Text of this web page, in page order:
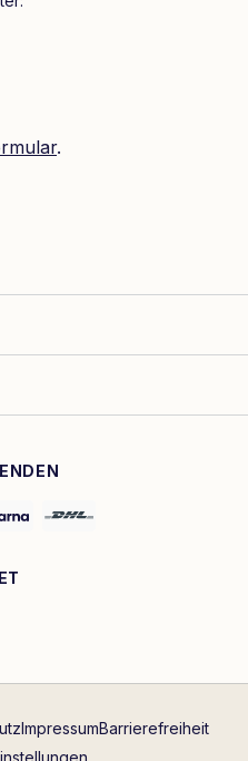
.
ImpressumBarrierefreiheit